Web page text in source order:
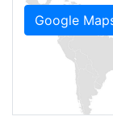
Google